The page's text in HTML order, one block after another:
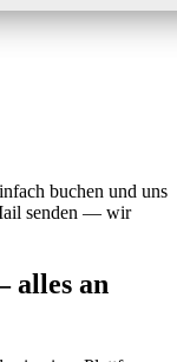
buchen und uns
senden — wir
alles an